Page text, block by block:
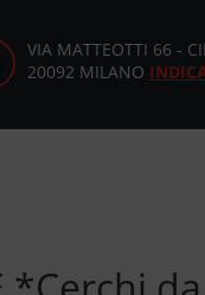
VIA MATTEOTTI 66 -
20092 MILANO